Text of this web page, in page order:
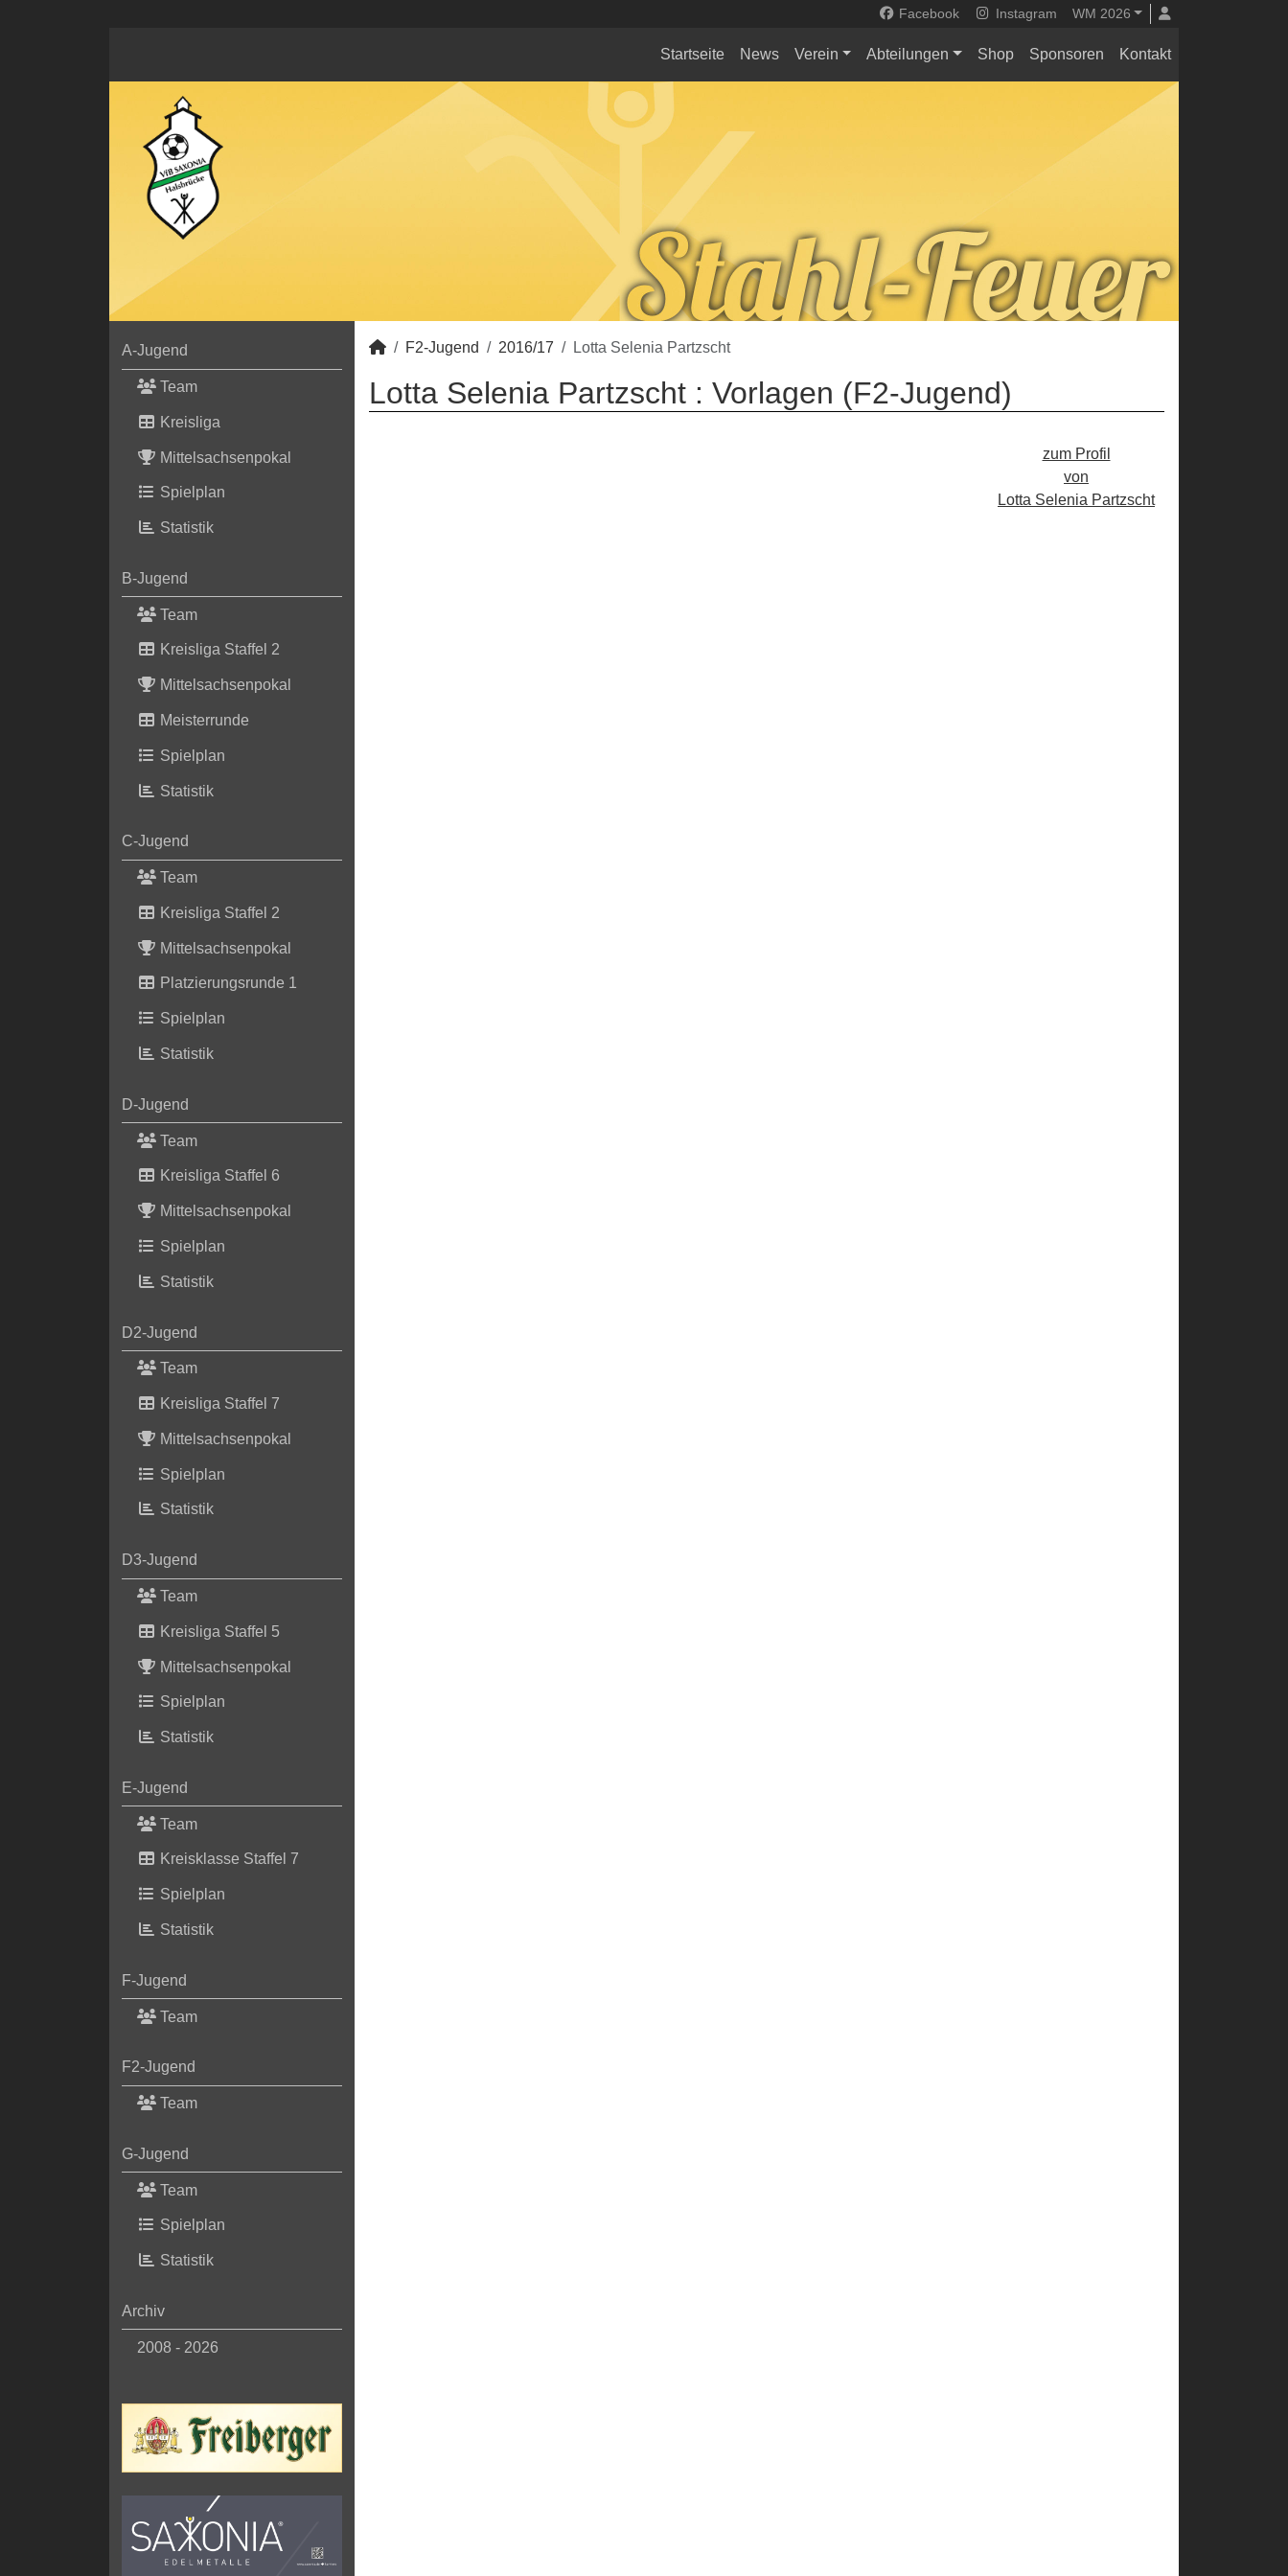
Facebook Instagram WM 2026
Startseite News Verein Abteilungen Shop Sponsoren Kontakt
A-Jugend
Team
Kreisliga
Mittelsachsenpokal
Spielplan
Statistik
B-Jugend
Team
Kreisliga Staffel 2
Mittelsachsenpokal
Meisterrunde
Spielplan
Statistik
C-Jugend
Team
Kreisliga Staffel 2
Mittelsachsenpokal
Platzierungsrunde 1
Spielplan
Statistik
D-Jugend
Team
Kreisliga Staffel 6
Mittelsachsenpokal
Spielplan
Statistik
D2-Jugend
Team
Kreisliga Staffel 7
Mittelsachsenpokal
Spielplan
Statistik
D3-Jugend
Team
Kreisliga Staffel 5
Mittelsachsenpokal
Spielplan
Statistik
E-Jugend
Team
Kreisklasse Staffel 7
Spielplan
Statistik
F-Jugend
Team
F2-Jugend
Team
G-Jugend
Team
Spielplan
Statistik
Archiv
2008 - 2026
F2-Jugend 2016/17 Lotta Selenia Partzscht
Lotta Selenia Partzscht : Vorlagen (F2-Jugend)
zum Profil
von
Lotta Selenia Partzscht